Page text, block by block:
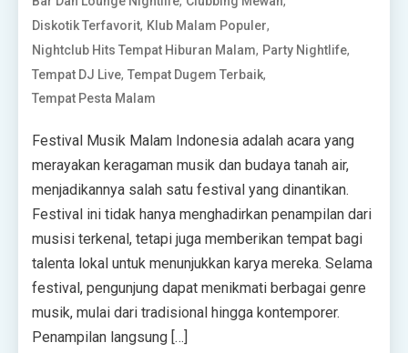
Diskotik Terfavorit, Klub Malam Populer,
Nightclub Hits Tempat Hiburan Malam, Party Nightlife,
Tempat DJ Live,Tempat Dugem Terbaik,
Tempat Pesta Malam
Festival Musik Malam Indonesia adalah acara yang
merayakan keragaman musik dan budaya tanah air,
menjadikannya salah satu festival yang dinantikan.
Festival ini tidak hanya menghadirkan penampilan dari
musisi terkenal, tetapi juga memberikan tempat bagi
talenta lokal untuk menunjukkan karya mereka. Selama
festival, pengunjung dapat menikmati berbagai genre
musik, mulai dari tradisional hingga kontemporer.
Penampilan langsung […]